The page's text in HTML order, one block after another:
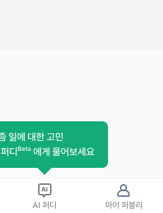
일에 대한 고민
디Beta 에게 물어보세요
AI 퍼디 마이 퍼블리